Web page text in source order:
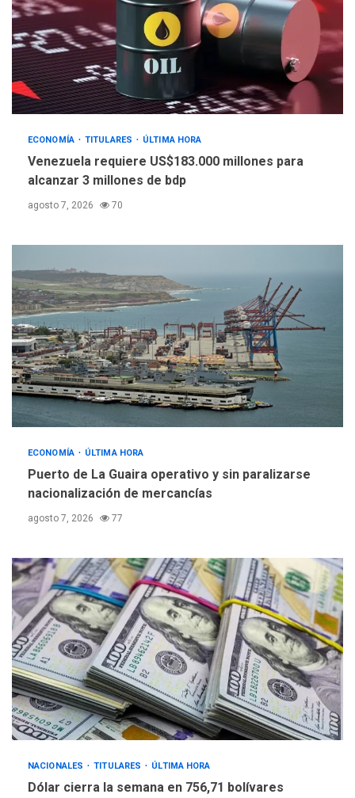
4
POLÍTICA
TITULARES
ÚLTIMA HORA
Libertad plena para jueza
María Lourdes Afiuni
INTERNACIONALES
ÚLTIMA HORA
España impone controles
ECONOMÍA TITULARES ÚLTIMA HORA
Venezuela requiere US$183.000 millones para
alcanzar 3 millones de bdp
agosto 7, 2026 70
ECONOMÍA ÚLTIMA HORA
Puerto de La Guaira operativo y sin paralizarse
nacionalización de mercancías
agosto 7, 2026 77
NACIONALES TITULARES ÚLTIMA HORA
Dólar cierra la semana en 756,71 bolívares